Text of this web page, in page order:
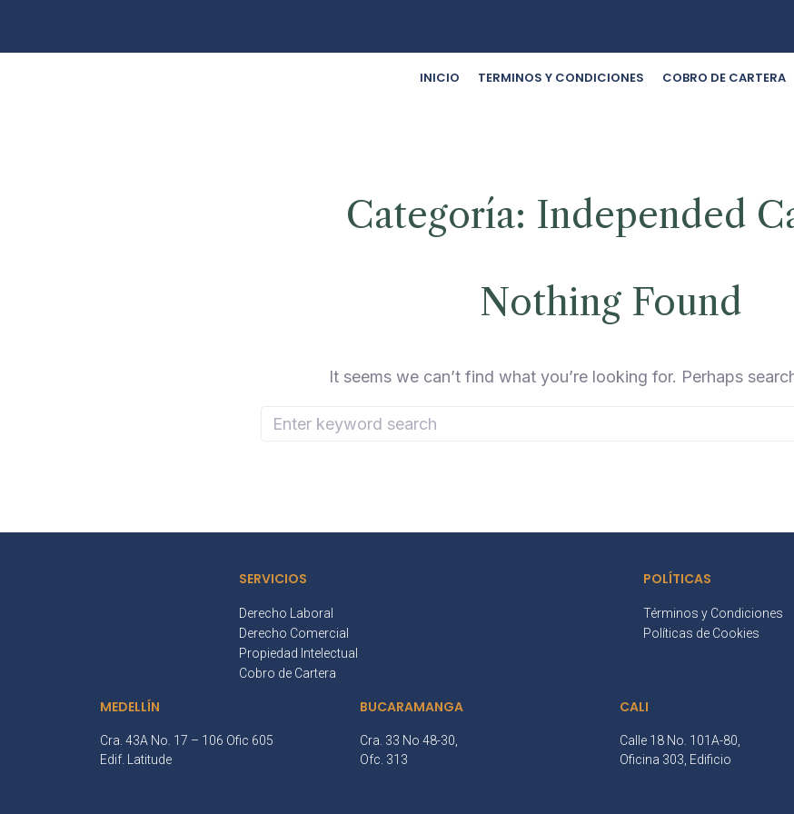
INICIO TERMINOS Y CONDICIONES COBRO DE CARTERA
Categoría: Independed
Nothing Found
It seems we can’t find what you’re looking for. Perhaps
SERVICIOS
Derecho Laboral
Derecho Comercial
Propiedad Intelectual
Cobro de Cartera
POLÍTICAS
Términos y Condiciones
Políticas de Cookies
MEDELLÍN
Cra. 43A No. 17 – 106 Ofic 605
Edif. Latitude
BUCARAMANGA
Cra. 33 No 48-30,
Ofc. 313
CALI
Calle 18 No. 101A-80,
Oficina 303, Edificio